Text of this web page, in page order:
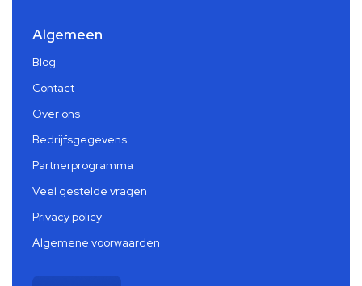
Algemeen
Blog
Contact
Over ons
Bedrijfsgegevens
Partnerprogramma
Veel gestelde vragen
Privacy policy
Algemene voorwaarden